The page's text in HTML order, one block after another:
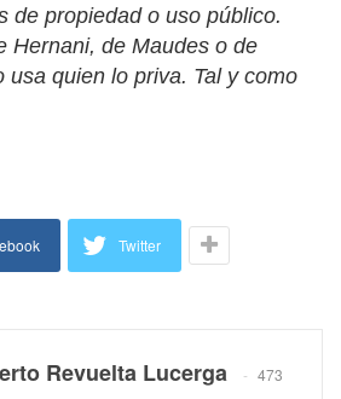
de propiedad o uso público.
Hernani, de Maudes o de
usa quien lo priva. Tal y como
Twitter
Revuelta Lucerga
473